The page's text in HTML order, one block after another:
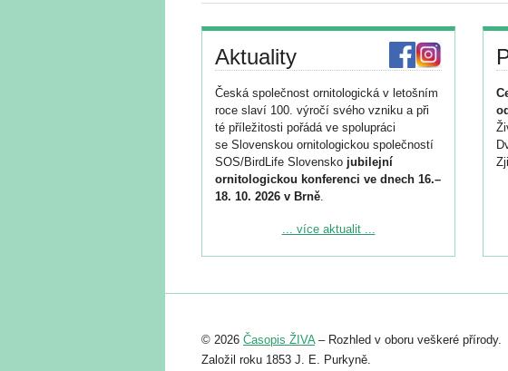
Aktuality
Česká společnost ornitologická v letošním
roce slaví 100. výročí svého vzniku a při
té příležitosti pořádá ve spolupráci
se Slovenskou ornitologickou společností
SOS/BirdLife Slovensko jubilejní
ornitologickou konferenci ve dnech 16.–
18. 10. 2026 v Brně.
Podrobnější informace ke konferenci
Registrovat se můžete do 6. září.
abstraktu přihlášené přednášky nebo
posteru je už 30. června.
... více aktualit ...
© 2026 Časopis ŽIVA– Rozhled v oboru veškeré přírody.
Založil roku 1853 J. E. Purkyně.